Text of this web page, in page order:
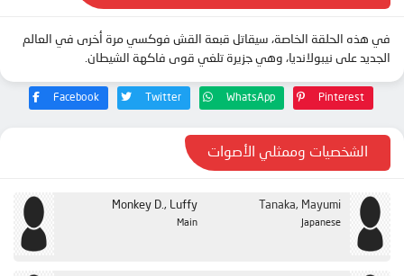
في هذه الحلقة الخاصة، سيقاتل قبعة القش فوكسي مرة أخرى في العالم
الجديد على نيبولانديا، وهي جزيرة تلغي قوى فاكهة الشيطان.
Facebook Twitter WhatsApp Pinterest
الشخصيات وممثلي الأصوات
Monkey D., Luffy
Main
Tanaka, Mayumi
Japanese